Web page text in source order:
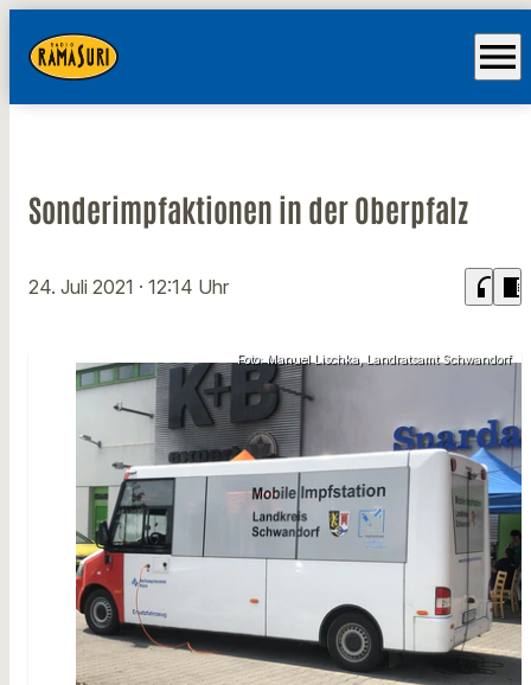
menu
Sonderimpfaktionen in der Oberpfalz
24. Juli 2021 · 12:14 Uhr headphones chrome_reader_mode
Foto: Manuel Lischka, Landratsamt Schwandorf